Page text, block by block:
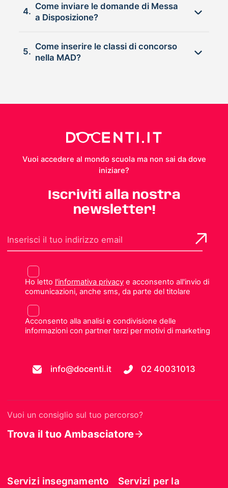
4.
Come inviare le domande di Messa
a Disposizione?
5.
Come inserire le classi di concorso
nella MAD?
Vuoi accedere al mondo scuola ma non sai da dove
iniziare?
Iscriviti alla nostra
newsletter!
Ho letto l'informativa privacye acconsento all'invio di
comunicazioni, anche sms, da parte del titolare
Acconsento alla analisi e condivisione delle
informazioni con partner terzi per motivi di marketing
info@docenti.it 02 40031013
Vuoi un consiglio sul tuo percorso?
Trova il tuo Ambasciatore
Servizi insegnamento
Servizi per la